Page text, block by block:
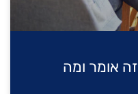
אומר ומה